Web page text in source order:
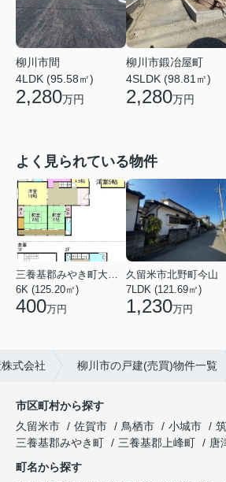
柳川市間
4LDK (95.58㎡)
2,280万円
柳川市鍛冶屋町
4SLDK (98.81㎡)
2,280万円
よく見られている物件
6K (125.20㎡)
400万円
久留米市北野町今山
7LDK (121.69㎡)
1,230万円
式会社 柳川市の戸建(売買)物件一覧
市区町村から探す
久留米市
佐賀市 鳥栖市 小城市
三養基郡みやき町
三養基郡上峰町 唐
町名から探す